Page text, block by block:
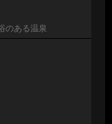
のある温泉